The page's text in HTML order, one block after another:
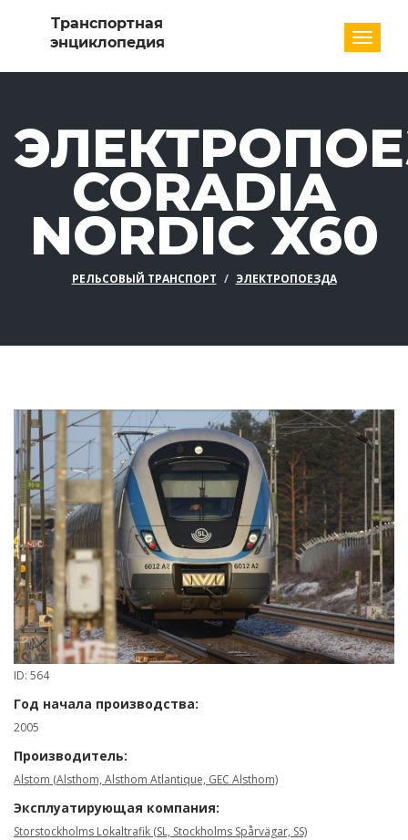
CORADIA
NORDIC X60
РЕЛЬСОВЫЙ ТРАНСПОРТ ЭЛЕКТРОПОЕЗДА
ID: 564
Год начала производства:
2005
Производитель:
Alstom (Alsthom, Alsthom Atlantique, GEC Alsthom)
Эксплуатирующая компания:
Storstockholms Lokaltrafik (SL, Stockholms Spårvägar, SS)